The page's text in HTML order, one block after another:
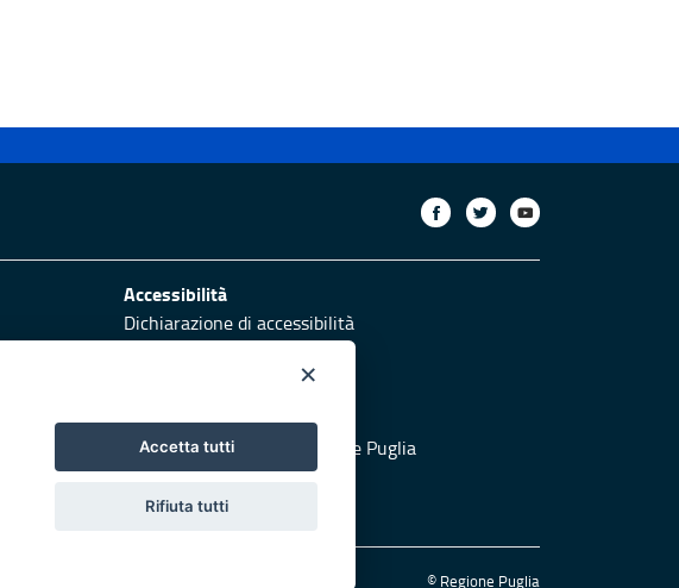
Accessibilità
Dichiarazione di accessibilità
Obiettivi di accessibilità
Protezione civile
Vai al sito di Protezione Civile Puglia
© Regione Puglia
×
Accetta tutti
Rifiuta tutti